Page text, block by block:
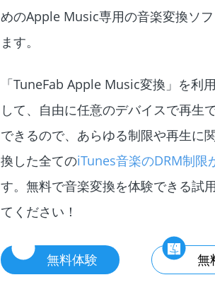
めのApple Music専用の音楽変換ソ
ます。
「TuneFab Apple Music変換」を利
して、自由に任意のデバイスで再生
できるので、あらゆる制限や再生に
換した全てのiTunes音楽のDRM制限
す。無料で音楽変換を体験できる試
てください！
無料体験 無